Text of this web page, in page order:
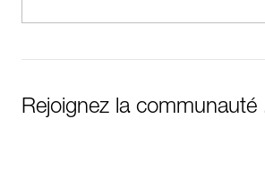
Rejoignez la communauté